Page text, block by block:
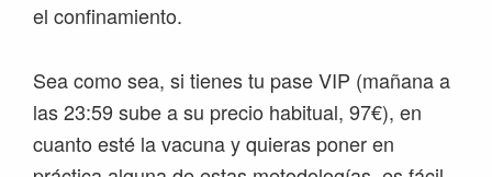
el confinamiento.
Sea como sea, si tienes tu pase VIP (mañana a
las 23:59 sube a su precio habitual, 97€), en
cuanto esté la vacuna y quieras poner en